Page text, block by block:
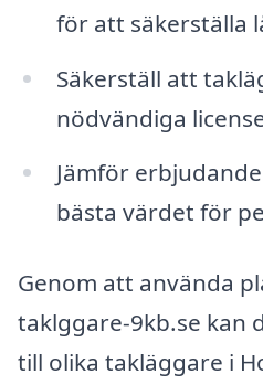
för att säkerställa
Säkerställ att
nödvändiga
Jämför
bästa värdet för
Genom att använda
taklggare-9kb.se kan
till olika takläggare i